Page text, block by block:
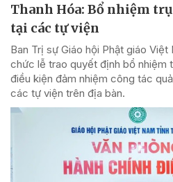
Thanh Hóa: Bổ nhiệm
tại các tự viện
Ban Trị sự Giáo hội Phật giáo
chức lễ trao quyết định bổ nhiệm
điều kiện đảm nhiệm công tác
các tự viện trên địa bàn.